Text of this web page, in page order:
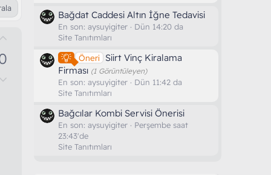
Bağdat Caddesi Altın İğne Tedavisi
En son: aysuyigiter
Dün 14:20 da
Site Tanıtımları
Öneri
Siirt Vinç Kiralama
Firması (1 Görüntüleyen)
En son: aysuyigiter
Dün 11:42 da
Site Tanıtımları
Bağcılar Kombi Servisi Önerisi
En son: aysuyigiter
Perşembe saat
23:43'de
Site Tanıtımları